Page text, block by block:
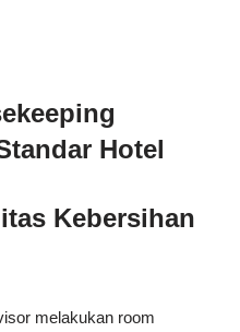
Hotel
Kebersihan
melakukan room